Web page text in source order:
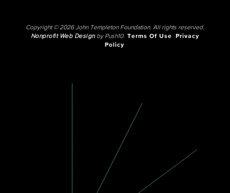
Copyright © 2026 John Templeton Foundation. All rights reserved.
Nonprofit Web Designby Push10. Terms Of Use
Privacy
Policy